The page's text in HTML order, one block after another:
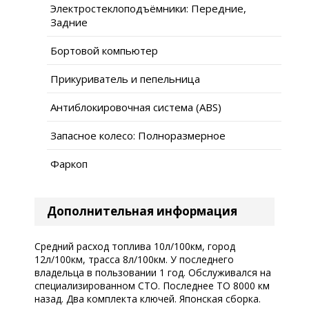
Электростеклоподъёмники: Передние,
Задние
Бортовой компьютер
Прикуриватель и пепельница
Антиблокировочная система (ABS)
Запасное колесо: Полноразмерное
Фаркоп
Дополнительная информация
Средний расход топлива 10л/100км, город
12л/100км, трасса 8л/100км. У последнего
владельца в пользовании 1 год. Обслуживался на
специализированном СТО. Последнее ТО 8000 км
назад. Два комплекта ключей. Японская сборка.